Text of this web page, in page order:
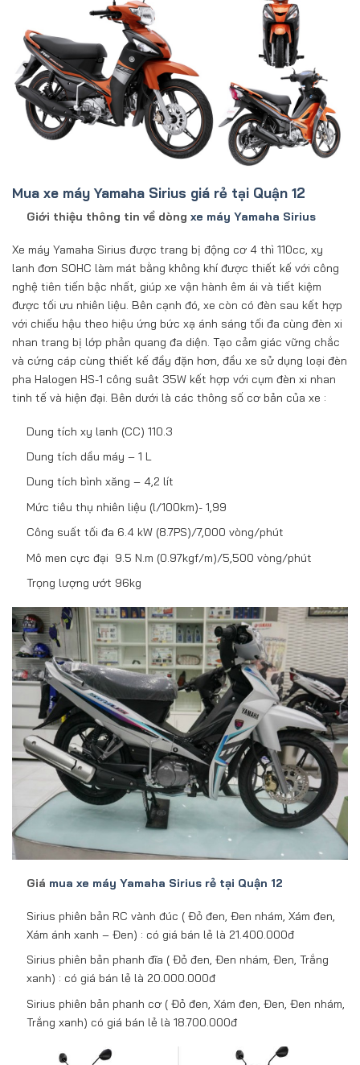
Mua xe máy Yamaha Sirius giá rẻ tại Quận 12
Giới thiệu thông tin về dòng xe máy Yamaha Sirius
Xe máy Yamaha Sirius được trang bị động cơ 4 thì 110cc, xy
lanh đơn SOHC làm mát bằng không khí được thiết kế với công
nghệ tiên tiến bậc nhất, giúp xe vận hành êm ái và tiết kiệm
được tối ưu nhiên liệu. Bên cạnh đó, xe còn có đèn sau kết hợp
với chiếu hậu theo hiệu ứng bức xạ ánh sáng tối đa cùng đèn xi
nhan trang bị lớp phản quang đa diện. Tạo cảm giác vững chắc
và cứng cáp cùng thiết kế đầy đặn hơn, đầu xe sử dụng loại đèn
pha Halogen HS-1 công suât 35W kết hợp với cụm đèn xi nhan
tinh tế và hiện đại. Bên dưới là các thông số cơ bản của xe :
Dung tích xy lanh (CC) 110.3
Dung tích dầu máy – 1 L
Dung tích bình xăng – 4,2 lít
Mức tiêu thụ nhiên liệu (l/100km)- 1,99
Công suất tối đa 6.4 kW (8.7PS)/7,000 vòng/phút
Mô men cực đại 9.5 N.m (0.97kgf/m)/5,500 vòng/phút
Trọng lượng ướt 96kg
Giá mua xe máy Yamaha Sirius rẻ tại Quận 12
Sirius phiên bản RC vành đúc ( Đỏ đen, Đen nhám, Xám đen,
Xám ánh xanh – Đen) : có giá bán lẻ là 21.400.000đ
Sirius phiên bản phanh đĩa ( Đỏ đen, Đen nhám, Đen, Trắng
xanh) : có giá bán lẻ là 20.000.000đ
Sirius phiên bản phanh cơ ( Đỏ đen, Xám đen, Đen, Đen nhám,
Trắng xanh) có giá bán lẻ là 18.700.000đ